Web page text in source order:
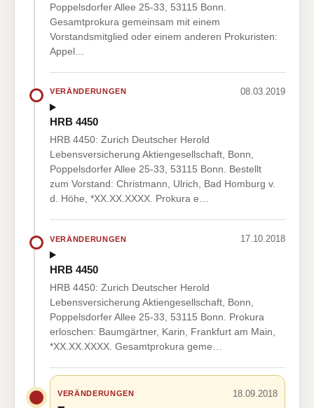
Poppelsdorfer Allee 25-33, 53115 Bonn.
Gesamtprokura gemeinsam mit einem
Vorstandsmitglied oder einem anderen Prokuristen:
Appel…
VERÄNDERUNGEN 08.03.2019
HRB 4450
HRB 4450: Zurich Deutscher Herold
Lebensversicherung Aktiengesellschaft, Bonn,
Poppelsdorfer Allee 25-33, 53115 Bonn. Bestellt
zum Vorstand: Christmann, Ulrich, Bad Homburg v.
d. Höhe, *XX.XX.XXXX. Prokura e…
VERÄNDERUNGEN 17.10.2018
HRB 4450
HRB 4450: Zurich Deutscher Herold
Lebensversicherung Aktiengesellschaft, Bonn,
Poppelsdorfer Allee 25-33, 53115 Bonn. Prokura
erloschen: Baumgärtner, Karin, Frankfurt am Main,
*XX.XX.XXXX. Gesamtprokura geme…
VERÄNDERUNGEN 18.09.2018